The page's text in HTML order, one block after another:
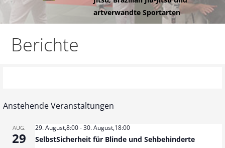
g
Hamburgischer
artverwandte Sportarten
Berichte
Anstehende Veranstaltungen
AUG.
29
29. August,8:00-30. August,18:00
SelbstSicherheit für Blinde und Sehbehinderte